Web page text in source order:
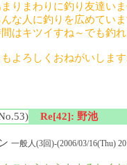
りまわりに釣り友達いま
な人に釣りを広めてい
はキツイすね～でも釣
よろしくおねがいします
Re[42]: 野池
一般人(3回)-(2006/03/16(Thu)